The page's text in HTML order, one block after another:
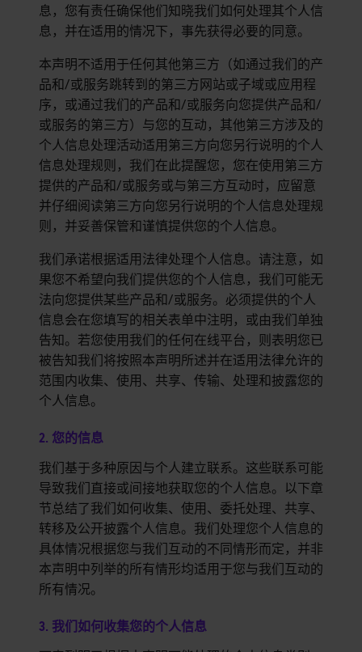
息，您有责任确保他们知晓我们如何处理其个人信
息，并在适用的情况下，事先获得必要的同意。
本声明不适用于任何其他第三方（如通过我们的产
品和/或服务跳转到的第三方网站或子域或应用程
序，或通过我们的产品和/或服务向您提供产品和/
或服务的第三方）与您的互动，其他第三方涉及的
个人信息处理活动适用第三方向您另行说明的个人
信息处理规则，我们在此提醒您，您在使用第三方
提供的产品和/或服务或与第三方互动时，应留意
并仔细阅读第三方向您另行说明的个人信息处理规
则，并妥善保管和谨慎提供您的个人信息。
我们承诺根据适用法律处理个人信息。请注意，如
果您不希望向我们提供您的个人信息，我们可能无
法向您提供某些产品和/或服务。必须提供的个人
信息会在您填写的相关表单中注明，或由我们单独
告知。若您使用我们的任何在线平台，则表明您已
被告知我们将按照本声明所述并在适用法律允许的
范围内收集、使用、共享、传输、处理和披露您的
个人信息。
2. 您的信息
我们基于多种原因与个人建立联系。这些联系可能
导致我们直接或间接地获取您的个人信息。以下章
节总结了我们如何收集、使用、委托处理、共享、
转移及公开披露个人信息。我们处理您个人信息的
具体情况根据您与我们互动的不同情形而定，并非
本声明中列举的所有情形均适用于您与我们互动的
所有情况。
3. 我们如何收集您的个人信息